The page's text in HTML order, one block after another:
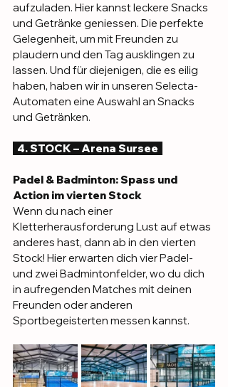
aufzuladen. Hier kannst leckere Snacks
und Getränke geniessen. Die perfekte
Gelegenheit, um mit Freunden zu
plaudern und den Tag ausklingen zu
lassen. Und für diejenigen, die es eilig
haben, haben wir in unseren Selecta-
Automaten eine Auswahl an Snacks
und Getränken.
4. STOCK – Arena Sursee
Padel & Badminton: Spass und
Action im vierten Stock
Wenn du nach einer
Kletterherausforderung Lust auf etwas
anderes hast, dann ab in den vierten
Stock! Hier erwarten dich vier Padel-
und zwei Badmintonfelder, wo du dich
in aufregenden Matches mit deinen
Freunden oder anderen
Sportbegeisterten messen kannst.